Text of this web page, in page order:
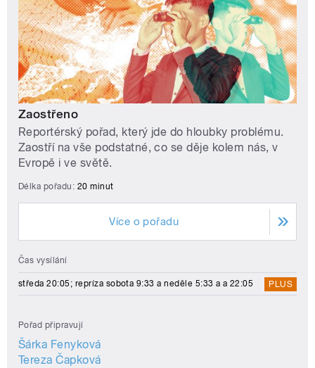
Zaostřeno
Reportérský pořad, který jde do hloubky problému.
Zaostří na vše podstatné, co se děje kolem nás, v
Evropě i ve světě.
Délka pořadu: 20 minut
Více o pořadu
Čas vysílání
středa 20:05; repríza sobota 9:33 a neděle 5:33 a a 22:05 PLUS
Pořad připravují
Šárka Fenyková
Tereza Čapková